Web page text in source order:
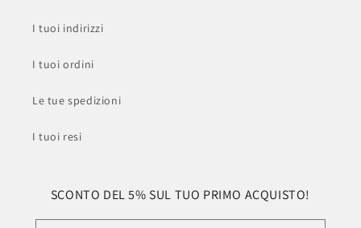
I tuoi indirizzi
I tuoi ordini
Le tue spedizioni
I tuoi resi
SCONTO DEL 5% SUL TUO PRIMO ACQUISTO!